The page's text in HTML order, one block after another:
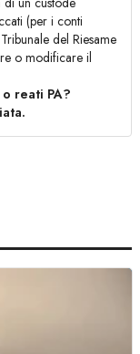
(per i conti
del Riesame
o modificare il
reati PA?